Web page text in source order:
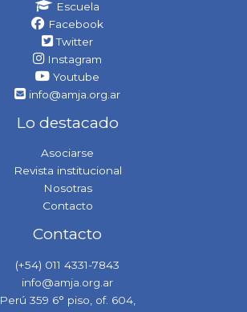
Escuela
Facebook
Twitter
Instagram
Youtube
info@amja.org.ar
Lo destacado
Asociarse
Revista institucional
Nosotras
Contacto
Contacto
(+54) 011 4331-7843
info@amja.org.ar
Perú 359 6° piso, of. 604,